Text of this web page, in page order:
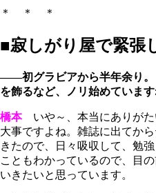
＊ ＊ ＊
■寂しがり屋で緊張
――初グラビアから半年余り。
を飾るなど、ノリ始めています
橋本いや～、本当にありが
大事ですよね。雑誌に出てか
きたので、日々吸収して、勉
こともわかっているので、目
いきたいと思っています。